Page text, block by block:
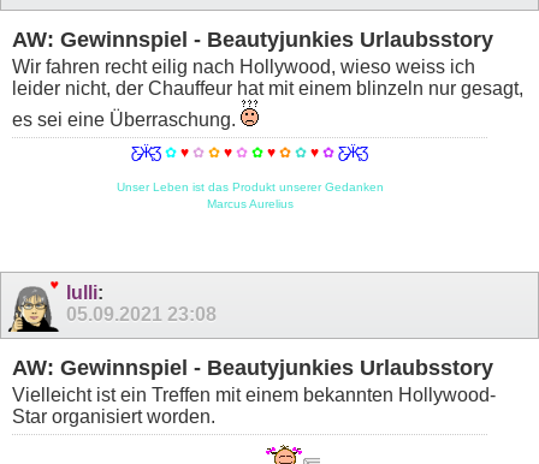
AW: Gewinnspiel - Beautyjunkies Urlaubsstory
Wir fahren recht eilig nach Hollywood, wieso weiss ich
leider nicht, der Chauffeur hat mit einem blinzeln nur gesagt,
es sei eine Überraschung.
Ƹ̵̡Ӝ̵̨̄Ʒ ✿♥✿ ✿ ♥✿✿♥✿✿♥✿Ƹ̵̡Ӝ̵̨̄Ʒ
Unser Leben ist das Produkt unserer Gedanken
Marcus Aurelius
lulli:
05.09.2021 23:08
AW: Gewinnspiel - Beautyjunkies Urlaubsstory
Vielleicht ist ein Treffen mit einem bekannten Hollywood-
Star organisiert worden.